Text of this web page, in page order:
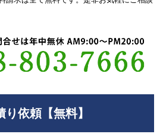
り依頼【無料】